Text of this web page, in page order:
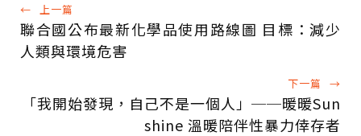
← 上一篇
聯合國公布最新化學品使用路線圖 目標：減少
人類與環境危害
下一篇 →
「我開始發現，自己不是一個人」──暖暖Sun
shine 溫暖陪伴性暴力倖存者